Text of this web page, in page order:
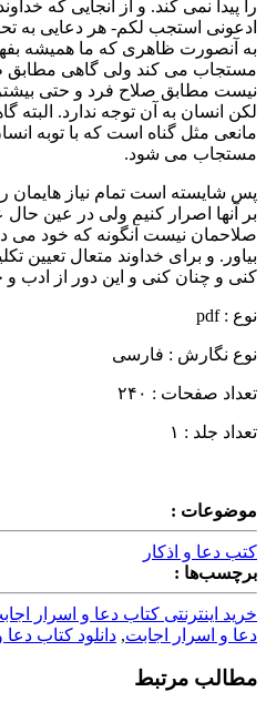
را پیدا نمی کند. و از آنجایی که
ادعونی استجب لکم- هر دعایی به
به آنصورت ظاهری که ما همیشه
مستجاب می کند ولی گاهی مطابق
نیست مطابق صلاح فرد و حتی
لکن انسان به آن توجه ندارد.
مانعی مثل گناه است که با توبه
مستجاب می شود.
پس شایسته است تمام نیاز هایمان
بر آنها اصرار کنیم ولی در عین حال
صلاحمان نیست آنگونه که خود می
بیاور. و برای خداوند متعال تعیین
کنی و چنان کنی و این دور از ادب
نوع : pdf
نوع نگارش : فارسی
تعداد صفحات : ۲۴۰
تعداد جلد : ۱
موضوعات :
کتب دعا و اذکار
برچسب‌ها :
خرید اینترنتی کتاب دعا و اسرار
دعا و اسرار اجابت, دانلود کتاب
مطالب مرتبط